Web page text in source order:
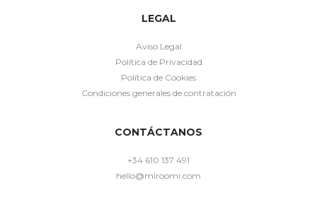
LEGAL
Aviso Legal
Política de Privacidad
Política de Cookies
Condiciones generales de contratación
CONTÁCTANOS
+34 610 137 491
hello@miroomi.com